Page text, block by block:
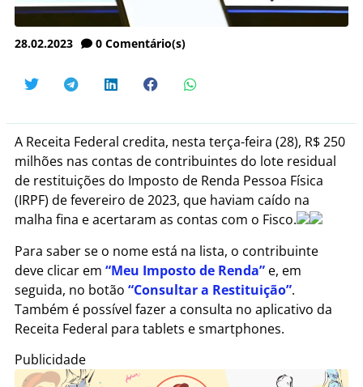
28.02.2023 0 Comentário(s)
A Receita Federal credita, nesta terça-feira (28), R$ 250
milhões nas contas de contribuintes do lote residual
de restituições do Imposto de Renda Pessoa Física
(IRPF) de fevereiro de 2023, que haviam caído na
malha fina e acertaram as contas com o Fisco.
Para saber se o nome está na lista, o contribuinte
deve clicar em “Meu Imposto de Renda” e, em
seguida, no botão “Consultar a Restituição”.
Também é possível fazer a consulta no aplicativo da
Receita Federal para tablets e smartphones.
Publicidade